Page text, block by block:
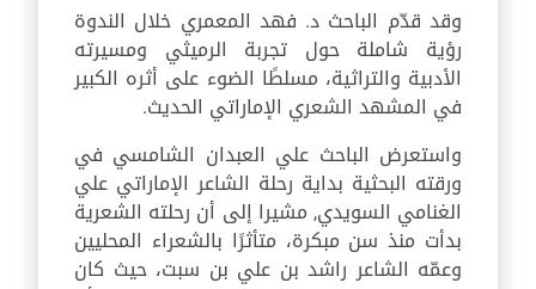
وقد قدّم الباحث د. فهد المعمري خلال الندوة
رؤية شاملة حول تجربة الرميثي ومسيرته
الأدبية والتراثية، مسلطًا الضوء على أثره الكبير
في المشهد الشعري الإماراتي الحديث.
واستعرض الباحث علي العبدان الشامسي في
ورقته البحثية بداية رحلة الشاعر الإماراتي علي
الغنامي السويدي, مشيرا إلى أن رحلته الشعرية
بدأت منذ سن مبكرة، متأثرًا بالشعراء المحليين
وعمّه الشاعر راشد بن علي بن سبت، حيث كان